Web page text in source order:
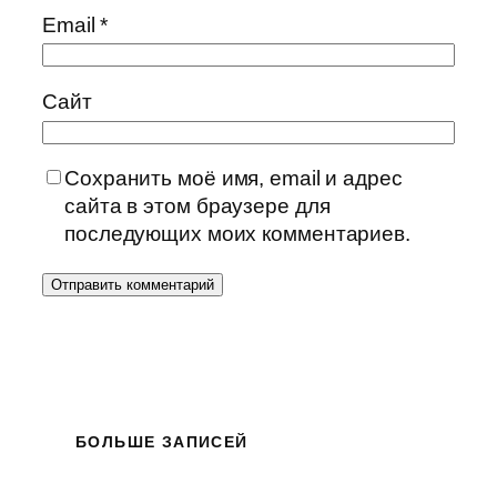
Email*
Сайт
Сохранить моё имя, email и адрес
сайта в этом браузере для
последующих моих комментариев.
БОЛЬШЕ ЗАПИСЕЙ